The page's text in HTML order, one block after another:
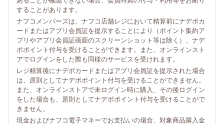
することがあります。
ナフコメンバーズは、ナフコ店舗レジにおいて精算前にナデポカ
ードまたはアプリ会員証を提示することにより（ポイント集約ア
プリやアプリ会員証画面のスクリーンショット等は除く）、ナデ
ポポイント付与を受けることができます。また、オンラインスト
アでログインをした際も同様のサービスを受けれます。
レジ精算後にナデポカードまたはアプリ会員証を提示された場合
は、原則としてナデポポイント付与を受けることができません。
また、オンラインストアで未ログイン時に購入、その後ログイン
をした場合も、原則としてナデポポイント付与を受けることがで
きません。
現金およびナフコ電子マネーでお支払いの場合、対象商品購入金